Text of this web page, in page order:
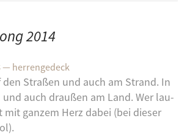
2014
— herrengedeck
den Stra­ßen und auch am Strand. In
auch drau­ßen am Land. Wer lau­
mit gan­zem Herz dabei (bei die­ser